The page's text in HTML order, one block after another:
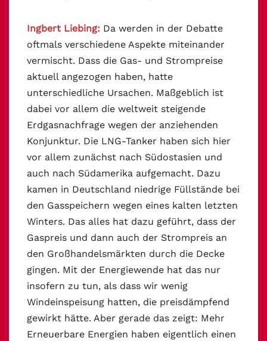
Ingbert Liebing: Da werden in der Debatte
oftmals verschiedene Aspekte miteinander
vermischt. Dass die Gas- und Strompreise
aktuell angezogen haben, hatte
unterschiedliche Ursachen. Maßgeblich ist
dabei vor allem die weltweit steigende
Erdgasnachfrage wegen der anziehenden
Konjunktur. Die LNG-Tanker haben sich hier
vor allem zunächst nach Südostasien und
auch nach Südamerika aufgemacht. Dazu
kamen in Deutschland niedrige Füllstände bei
den Gasspeichern wegen eines kalten letzten
Winters. Das alles hat dazu geführt, dass der
Gaspreis und dann auch der Strompreis an
den Großhandelsmärkten durch die Decke
gingen. Mit der Energiewende hat das nur
insofern zu tun, als dass wir wenig
Windeinspeisung hatten, die preisdämpfend
gewirkt hätte. Aber gerade das zeigt: Mehr
Erneuerbare Energien haben eigentlich einen